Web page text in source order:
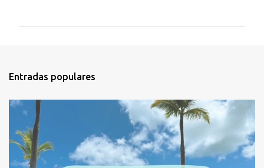
e
a
i
o
s
Entradas populares